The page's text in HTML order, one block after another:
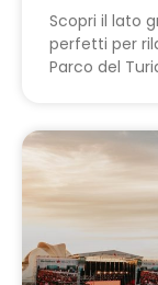
Scopri il lato
perfetti per
Parco del